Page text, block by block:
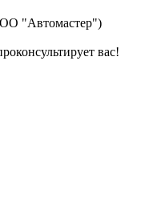
"Автомастер")
вас!